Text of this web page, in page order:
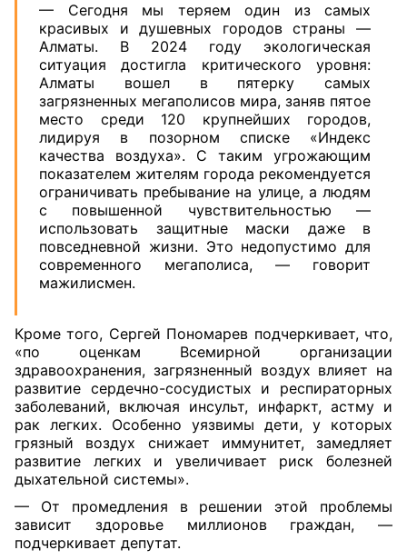
— Сегодня мы теряем один из самых
красивых и душевных городов страны —
Алматы. В 2024 году экологическая
ситуация достигла критического уровня:
Алматы вошел в пятерку самых
загрязненных мегаполисов мира, заняв пятое
место среди 120 крупнейших городов,
лидируя в позорном списке «Индекс
качества воздуха». С таким угрожающим
показателем жителям города рекомендуется
ограничивать пребывание на улице, а людям
с повышенной чувствительностью —
использовать защитные маски даже в
повседневной жизни. Это недопустимо для
современного мегаполиса, — говорит
мажилисмен.
Кроме того, Сергей Пономарев подчеркивает, что,
«по оценкам Всемирной организации
здравоохранения, загрязненный воздух влияет на
развитие сердечно-сосудистых и респираторных
заболеваний, включая инсульт, инфаркт, астму и
рак легких. Особенно уязвимы дети, у которых
грязный воздух снижает иммунитет, замедляет
развитие легких и увеличивает риск болезней
дыхательной системы».
— От промедления в решении этой проблемы
зависит здоровье миллионов граждан, —
подчеркивает депутат.